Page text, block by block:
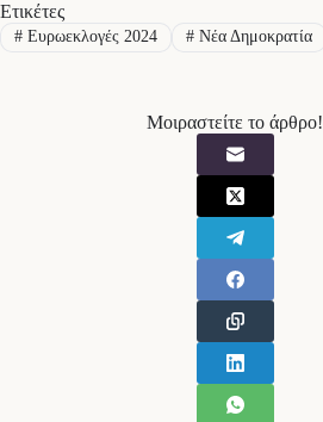
Ετικέτες
#Ευρωεκλογές 2024 #Νέα Δημοκρατία
Μοιραστείτε το άρθρο!